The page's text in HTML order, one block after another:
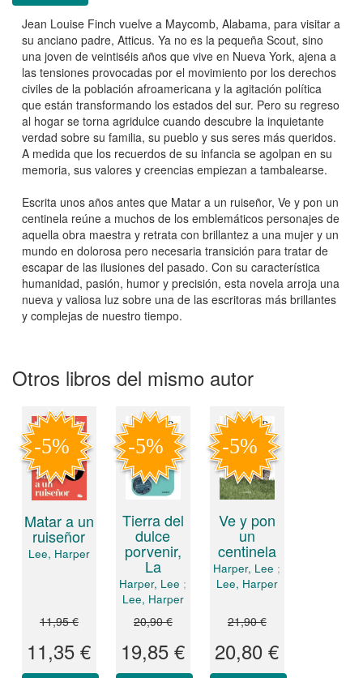
Jean Louise Finch vuelve a Maycomb, Alabama, para visitar a
su anciano padre, Atticus. Ya no es la pequeña Scout, sino
una joven de veintiséis años que vive en Nueva York, ajena a
las tensiones provocadas por el movimiento por los derechos
civiles de la población afroamericana y la agitación política
que están transformando los estados del sur. Pero su regreso
al hogar se torna agridulce cuando descubre la inquietante
verdad sobre su familia, su pueblo y sus seres más queridos.
A medida que los recuerdos de su infancia se agolpan en su
memoria, sus valores y creencias empiezan a tambalearse.
Escrita unos años antes que Matar a un ruiseñor, Ve y pon un
centinela reúne a muchos de los emblemáticos personajes de
aquella obra maestra y retrata con brillantez a una mujer y un
mundo en dolorosa pero necesaria transición para tratar de
escapar de las ilusiones del pasado. Con su característica
humanidad, pasión, humor y precisión, esta novela arroja una
nueva y valiosa luz sobre una de las escritoras más brillantes
y complejas de nuestro tiempo.
Otros libros del mismo autor
Matar a un
ruiseñor
Lee, Harper
11,95 €
11,35 €
Tierra del
dulce
porvenir,
La
Harper, Lee ;
Lee, Harper
20,90 €
19,85 €
Ve y pon
un
centinela
Harper, Lee ;
Lee, Harper
21,90 €
20,80 €